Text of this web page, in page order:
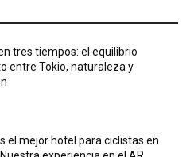
tres tiempos: el equilibrio
entre Tokio, naturaleza y
el mejor hotel para ciclistas en